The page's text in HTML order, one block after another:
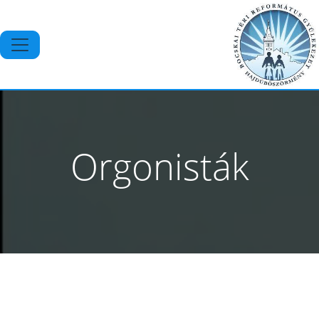
Orgonisták